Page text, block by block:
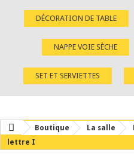
DÉCORATION DE TABLE
NAPPE VOIE SÈCHE
SET ET SERVIETTES
Boutique La salle
lettre I